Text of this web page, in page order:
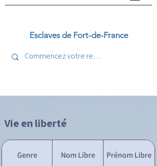
Esclaves de Fort-de-France
Vie en liberté
Genre Nom Libre Prénom Libre